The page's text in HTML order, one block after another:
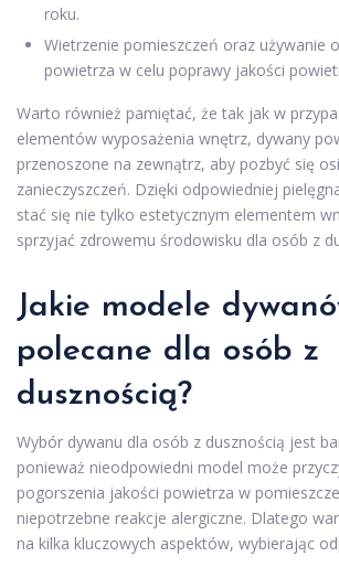
roku.
Wietrzenie pomieszczeń oraz używanie
powietrza w celu poprawy jakości
Warto również pamiętać, że tak jak w
elementów wyposażenia wnętrz, dywany
przenoszone na zewnątrz, aby pozbyć się
zanieczyszczeń. Dzięki odpowiedniej
stać się nie tylko estetycznym elementem
sprzyjać zdrowemu środowisku dla osób z
Jakie modele
polecane dla osób z
dusznością?
Wybór dywanu dla osób z dusznością jest
ponieważ nieodpowiedni model może
pogorszenia jakości powietrza w
niepotrzebne reakcje alergiczne. Dlatego
na kilka kluczowych aspektów, wybierając